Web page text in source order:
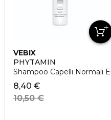
VEBIX
PHYTAMIN
Shampoo Capelli Normali
8,40 €
10,50 €